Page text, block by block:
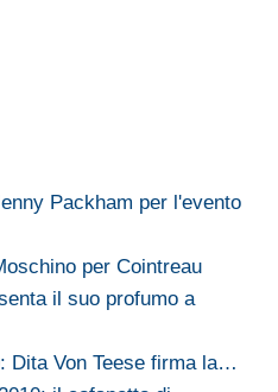
Packham per l'evento
per Cointreau
il suo profumo a
Dita Von Teese firma la…